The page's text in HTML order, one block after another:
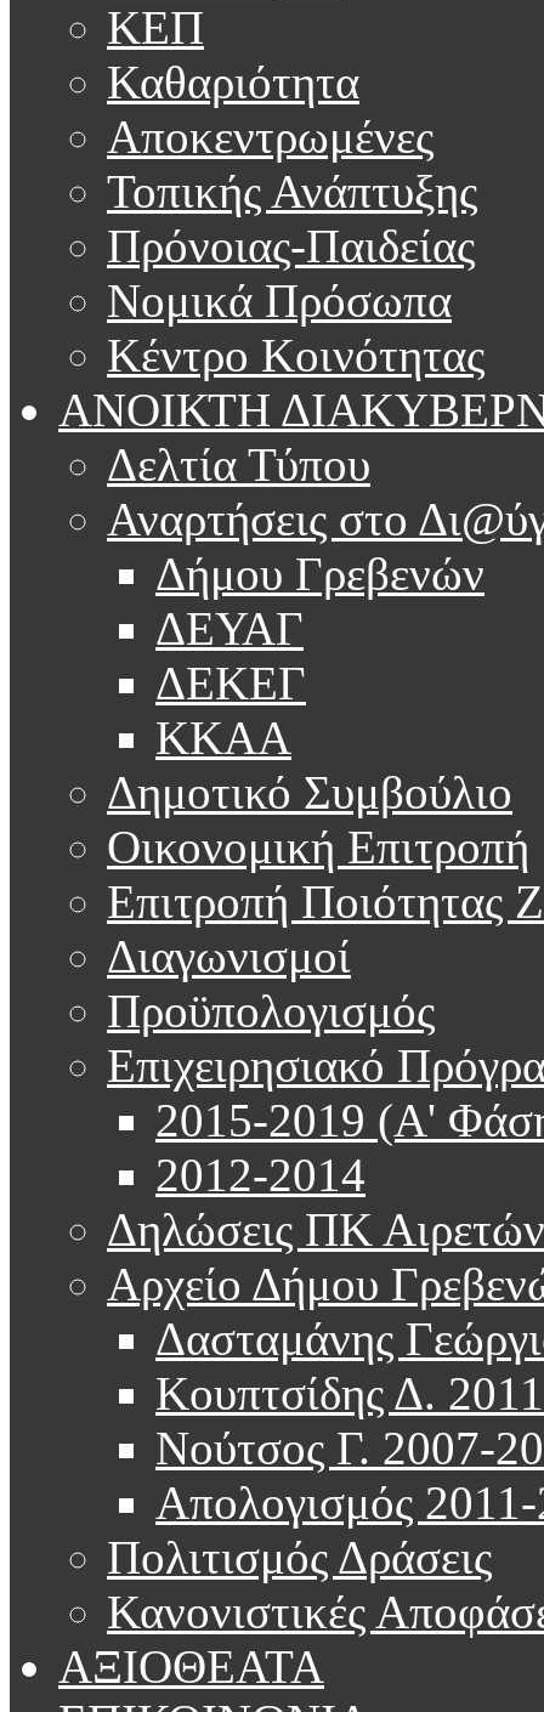
ΚΕΠ
Καθαριότητα
Αποκεντρωμένες
Τοπικής Ανάπτυξης
Πρόνοιας-Παιδείας
Νομικά Πρόσωπα
Κέντρο Κοινότητας
ΑΝΟΙΚΤΗ
Δελτία Τύπου
Αναρτήσεις στο
Δήμου Γρεβενών
ΔΕΥΑΓ
ΔΕΚΕΓ
ΚΚΑΑ
Δημοτικό Συμβούλιο
Οικονομική Επιτροπή
Επιτροπή Ποιότητας
Διαγωνισμοί
Προϋπολογισμός
Επιχειρησιακό
2015-2019 (Α'
2012-2014
Δηλώσεις ΠΚ Αιρετών
Αρχείο Δήμου
Δασταμάνης
Κουπτσίδης Δ.
Νούτσος Γ. 2007-
Απολογισμός
Πολιτισμός Δράσεις
Κανονιστικές
ΑΞΙΟΘΕΑΤΑ